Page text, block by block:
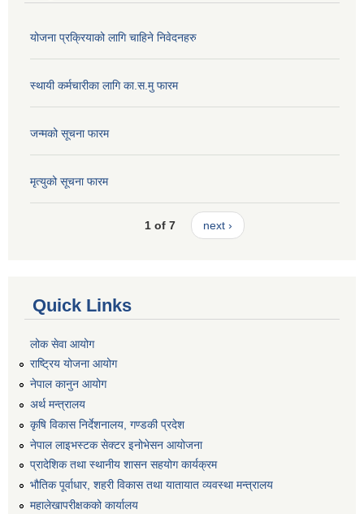
योजना प्रक्रियाको लागि चाहिने निवेदनहरु
स्थायी कर्मचारीका लागि का.स.मु फारम
जन्मको सूचना फारम
मृत्युको सूचना फारम
1 of 7 next ›
Quick Links
लोक सेवा आयोग
राष्ट्रिय योजना आयोग
नेपाल कानुन आयोग
अर्थ मन्त्रालय
कृषि विकास निर्देशनालय, गण्डकी प्रदेश
नेपाल लाइभस्टक सेक्टर इनोभेसन आयोजना
प्रादेशिक तथा स्थानीय शासन सहयोग कार्यक्रम
भौतिक पूर्वाधार, शहरी विकास तथा यातायात व्यवस्था मन्त्रालय
महालेखापरीक्षकको कार्यालय